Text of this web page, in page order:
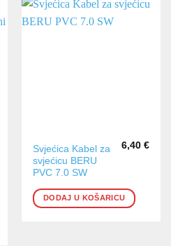
Svjećica Kabel za
svjećicu BERU
PVC 7.0 SW
6,40 €
DODAJ U KOŠARICU